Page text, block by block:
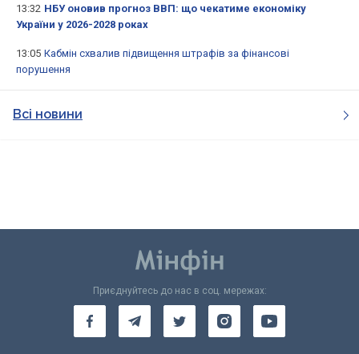
13:32 НБУ оновив прогноз ВВП: що чекатиме економіку
України у 2026-2028 роках
13:05 Кабмін схвалив підвищення штрафів за фінансові
порушення
Всі новини
Приєднуйтесь до нас в соц. мережах: